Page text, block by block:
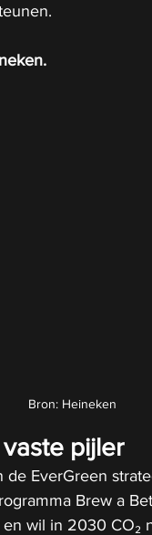
Bron: Heineken
pijler
EverGreen
Brew a
wil in 2030 CO₂